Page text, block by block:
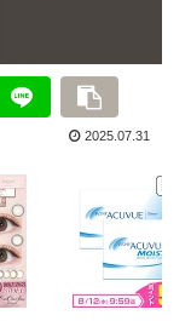
2025.07.31